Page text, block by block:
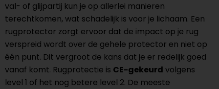
val- of glijpartij kun je op allerlei manieren
terechtkomen, wat schadelijk is voor je lichaam. Een
rugprotector zorgt ervoor dat de impact op je rug
verspreid wordt over de gehele protector en niet op
één punt. Dit vergroot de kans dat je er redelijk goed
vanaf komt. Rugprotectie is CE-gekeurd volgens
level 1 of het nog betere level 2. De meeste